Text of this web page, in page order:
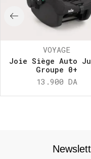
VOYAGE
Joie Siège Auto
Groupe 0+
13.900 DA